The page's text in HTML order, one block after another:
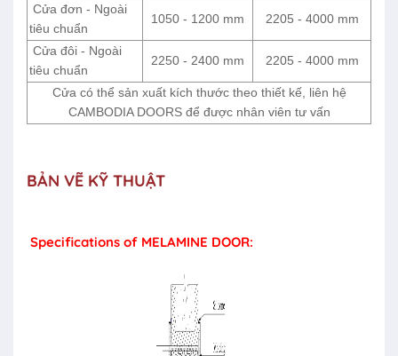
Cửa đơn - Ngoài
tiêu chuẩn
1050 - 1200 mm 2205 - 4000 mm
Cửa đôi - Ngoài
tiêu chuẩn
2250 - 2400 mm 2205 - 4000 mm
Cửa có thể sản xuất kích thước theo thiết kế, liên hệ
CAMBODIA DOORS để được nhân viên tư vấn
BẢN VẼ KỸ THUẬT
Specifications of MELAMINE DOOR: